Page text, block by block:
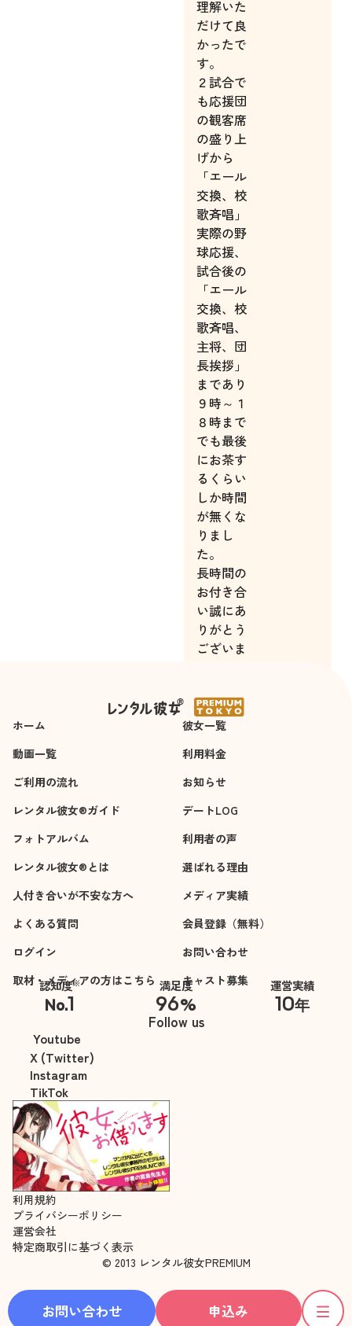
お問い合わせ 申込み
理解いた
だけて良
かったで
す。
２試合で
も応援団
の観客席
の盛り上
げから
「エール
交換、校
歌斉唱」
実際の野
球応援、
試合後の
「エール
交換、校
歌斉唱、
主将、団
長挨拶」
まであり
９時～１
８時まで
でも最後
にお茶す
るくらい
しか時間
が無くな
りまし
た。
長時間の
お付き合
い誠にあ
りがとう
ございま
ホーム
彼女一覧
動画一覧
利用料金
ご利用の流れ
お知らせ
レンタル彼女®ガイド
デートLOG
フォトアルバム
利用者の声
レンタル彼女®とは
選ばれる理由
人付き合いが不安な方へ
メディア実績
よくある質問
会員登録（無料）
ログイン
お問い合わせ
取材・メディアの方はこちら
キャスト募集
認知度※
No.1
※自社調べ
満足度
96%
運営実績
10年
Follow us
Youtube
X (Twitter)
Instagram
TikTok
利用規約
プライバシーポリシー
運営会社
特定商取引に基づく表示
© 2013 レンタル彼女PREMIUM